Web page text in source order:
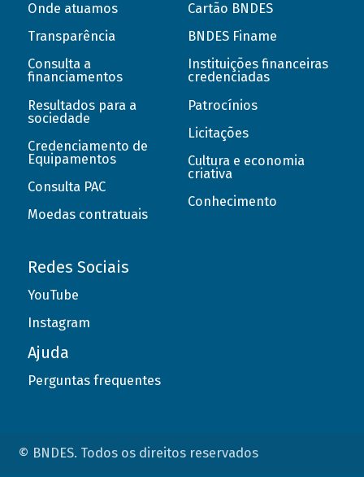
Onde atuamos
Transparência
Consulta a
financiamentos
Resultados para a
sociedade
Credenciamento de
Equipamentos
Consulta PAC
Moedas contratuais
Cartão BNDES
BNDES Finame
Instituições financeiras
credenciadas
Patrocínios
Licitações
Cultura e economia
criativa
Conhecimento
Redes Sociais
YouTube
Instagram
Ajuda
Perguntas frequentes
© BNDES. Todos os direitos reservados